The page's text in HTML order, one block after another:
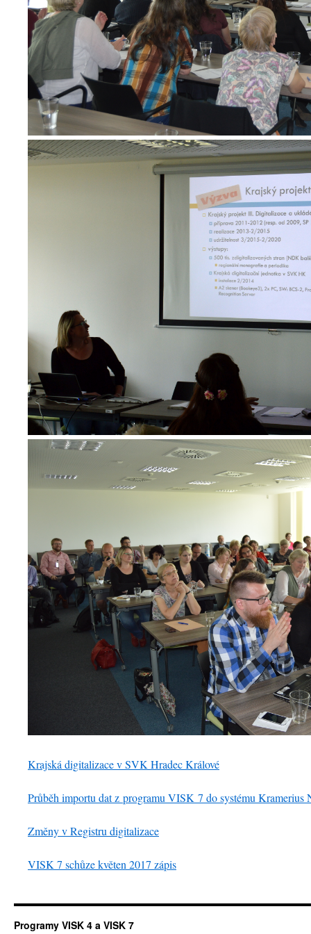
Krajská digitalizace v SVK Hradec Králové
Průběh importu dat z programu VISK 7 do systému Kramerius
Změny v Registru digitalizace
VISK 7 schůze květen 2017 zápis
Programy VISK 4 a VISK 7